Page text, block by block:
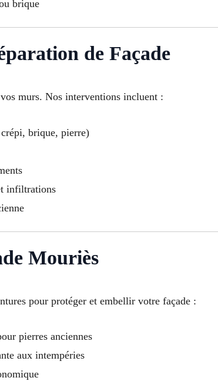
brique
de Façade
murs. Nos interventions incluent :
brique, pierre)
infiltrations
Mouriès
pour protéger et embellir votre façade :
pierres anciennes
aux intempéries